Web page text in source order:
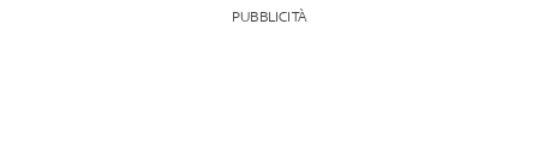
PUBBLICITÀ